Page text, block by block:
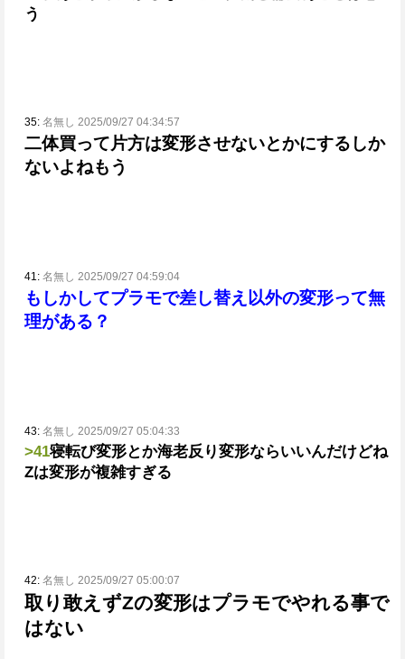
う
35: 名無し 2025/09/27 04:34:57
二体買って片方は変形させないとかにするしか
ないよねもう
41: 名無し 2025/09/27 04:59:04
もしかしてプラモで差し替え以外の変形って無
理がある？
43: 名無し 2025/09/27 05:04:33
>41寝転び変形とか海老反り変形ならいいんだけどね
Ζは変形が複雑すぎる
42: 名無し 2025/09/27 05:00:07
取り敢えずZの変形はプラモでやれる事で
はない